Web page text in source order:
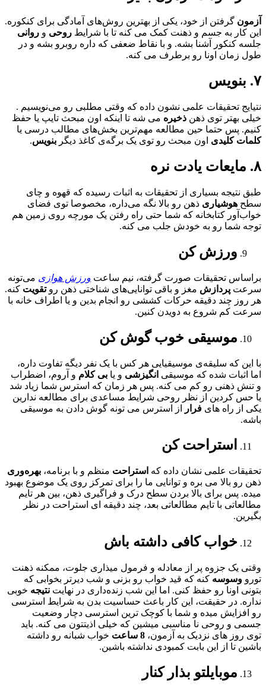
آزمون گرفتن از خود، یکی از بهترین روش‌های آمادگی برای کنکوره.
این کار به جسم و ذهنت کمک می کنه تا با شرایط روحی و روانی
جلسه کنکور آشنا بشه. و با نقاط ضعفی که داره روبرو بشه و در
طول زمان اونا رو برطرف می کنه.
۷. بنویس
نتیایج تحقیقات علمی نشون داده که وقتی مطلبی رو می‌نویسیم .
خیلی بهتر توی ذهن ذخیره می شه تا اینکه اون مبحث تایپ یا حفظ
کنیم. پس حتما حین مطالعه مهم‌ترین بخش‌های مطالب درسی یا
کلمات کلیدی اون مبحث رو توی یک برگه‌ی کاغذ دیگر بنویس.
۸. مایعات یادت نره
طبق نتیجه بسیاری از تحقیقات به اثبات رسیده که قهوه و چای
سطح هوشیاری ذهن رو بالا نگه می‌داره، مخصوصا توی فضای
خواب‌آور کتابخانه که شما حتی راه رفتن یک مورچه روی زمین هم
توجه شما رو به خودش جلب می کنه.
ورزش کن
براساس تحقیقات صورت گرفته، نیم ساعت ورزش هوازی می‌تونه
سرعت پردازش مغز و باقی توانایی‌های شناختی ذهن روتقویت کنه.
هر روز چند دقیقه حرکات کششی رو انجام بدین و یا اطراف خانه با
سرعت کم شروع به دویدن کنین.
موسیقی خوب گوش کن
با این که سلیقه‌ی موسیقیایی هر کس با یک نفر دیگه تفاوت داره،
اما اثبات شده که موسیقی انگیزشی و یا بی کلام و آروم، اضطراب
و تنش ذهنی رو کم می کنه. پس هر زمان که استرس شما زیاد شد
یا حس کردین از نظر روحی شرایط مساعدی برای مطالعه ندارین
یکی از راه های فرار
از استرس می تونه گوش دادن به موسیقی
باشه.
استراحت کن
تحقیقات علمی نشان داده که استراحت منظم و با برنامه، بهره‌وری
ذهن رو بالا می بره و توانایی ما را برای تمرکز روی یک موضوع بهبود
میده. پس برای بالا بردن سطح درک و فراگیری ذهن، بین هر تایم
مطالعاتی با تایم مطالعاتی بعد، چند دقیقه ای استراحت در نظر
بگیرین.
خواب کافی داشته باش
وقتی یک جزوه‌ پر از معادله و فرمول میذاری جلوت، ممکنه ذهنت
تورو وسوسه کنه که قید خواب رو بزنی و شب دیرتر بخوابی که
بتونی اونا رو حفظ کنی. اما این شب زنده‌داری در نهایت نتیجه خوبی
نداره. در حقیقت، این کار باعث حساسیت بدن به شرایط استرسی
رو افزایش میده و شما با کوچک ترین استرسی دچار وضعیت
جسمی و روحی نا مناسبی میشین که خیلی اذیتتون می کنه. باید
توی روز های نزدیک به آزمون، 8 ساعت خواب شبانه رو داشته
باشین تا از این بابت کمبودی نداشته باشین.
موبایلتو بذار کنار